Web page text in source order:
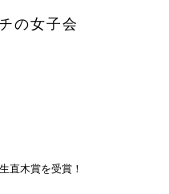
の女子会
直木賞を受賞！